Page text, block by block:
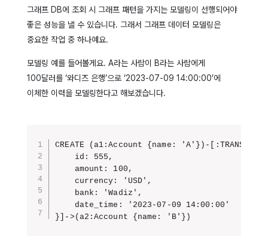
그래프 DB에 조회 시 그래프 패턴을 가지는 모델링이 선행되어야
좋은 성능을 낼 수 있습니다. 그래서 그래프 데이터 모델링은
중요한 작업 중 하나예요.
모델링 예를 들어볼게요. A라는 사람이 B라는 사람에게
100달러를 ‘와디즈 은행’으로 ‘2023-07-09 14:00:00’에
이체한 이력을 모델링한다고 해보겠습니다.
CREATE (a1:Account {name: 'A'})-
    id: 555,
    amount: 100,
    currency: 'USD',
    bank: 'Wadiz',
    date_time: '2023-07-09 14:00:00'
}]->(a2:Account {name: 'B'})